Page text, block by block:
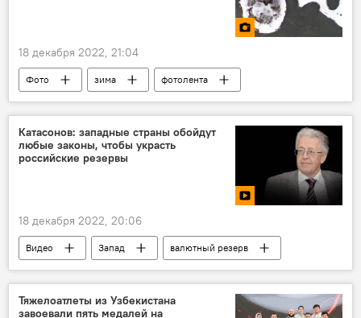
18 декабря 2022, 21:04
Фото зима
фотолента
Снег
Катасонов: западные страны обойдут
любые законы, чтобы украсть
российские резервы
18 декабря 2022, 20:06
Видео Запад
валютный резерв
НАТО
ЦБ
ЦБ РФ
доллары
Россия
Тяжелоатлеты из Узбекистана
завоевали пять медалей на